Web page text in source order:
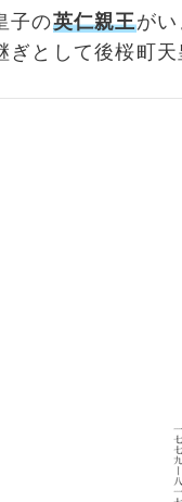
子の英仁親王が
ぎとして後桜町